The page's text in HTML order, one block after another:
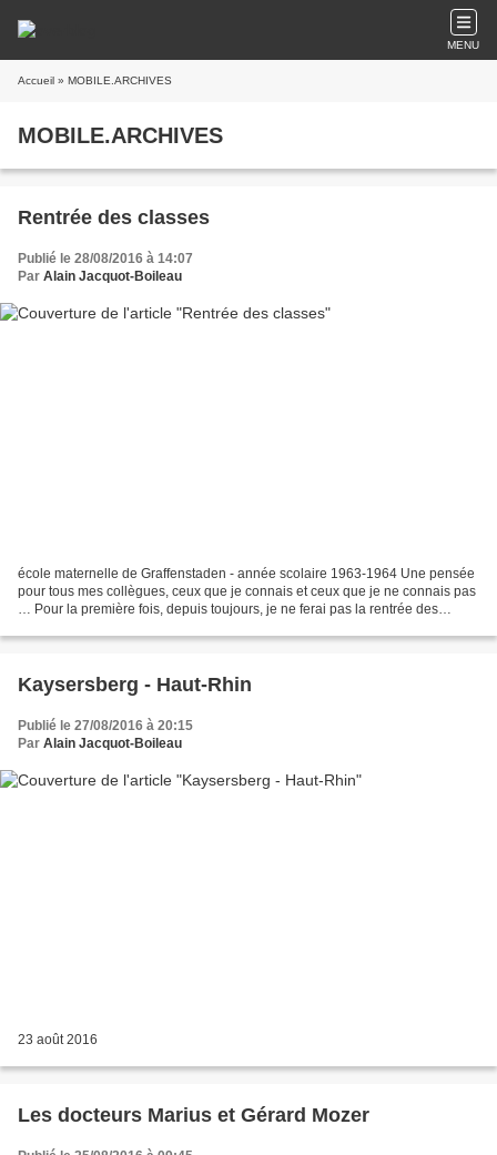
MENU
Accueil » MOBILE.ARCHIVES
MOBILE.ARCHIVES
Rentrée des classes
Publié le 28/08/2016 à 14:07
Par Alain Jacquot-Boileau
école maternelle de Graffenstaden - année scolaire 1963-1964 Une pensée
pour tous mes collègues, ceux que je connais et ceux que je ne connais pas
… Pour la première fois, depuis toujours, je ne ferai pas la rentrée des
Kaysersberg - Haut-Rhin
Publié le 27/08/2016 à 20:15
Par Alain Jacquot-Boileau
23 août 2016
Les docteurs Marius et Gérard Mozer